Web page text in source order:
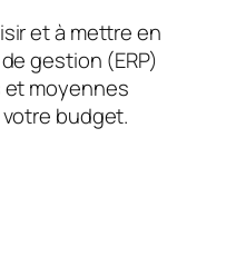
et à mettre en
gestion (ERP)
moyennes
budget.